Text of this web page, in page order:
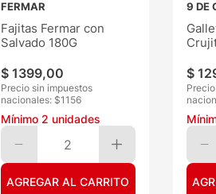
FERMAR
Fajitas Fermar con
Salvado 180G
$ 1399,00
Precio sin impuestos
nacionales: $1156
Mínimo 2 unidades
2
AGREGAR AL CARRITO
9 DE
$